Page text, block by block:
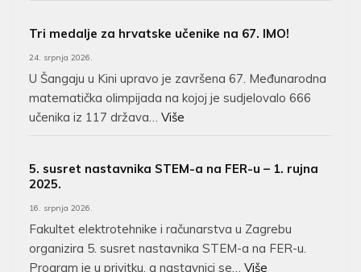
Tri medalje za hrvatske učenike na 67. IMO!
24. srpnja 2026.
U Šangaju u Kini upravo je završena 67. Međunarodna
matematička olimpijada na kojoj je sudjelovalo 666
učenika iz 117 država… Više
5. susret nastavnika STEM-a na FER-u – 1. rujna
2025.
16. srpnja 2026.
Fakultet elektrotehnike i računarstva u Zagrebu
organizira 5. susret nastavnika STEM-a na FER-u.
Program je u privitku, a nastavnici se… Više